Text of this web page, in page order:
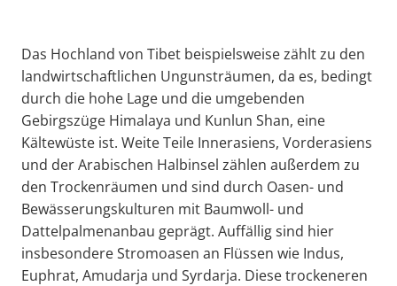
Das Hochland von Tibet beispielsweise zählt zu den
landwirtschaftlichen Ungunsträumen, da es, bedingt
durch die hohe Lage und die umgebenden
Gebirgszüge Himalaya und Kunlun Shan, eine
Kältewüste ist. Weite Teile Innerasiens, Vorderasiens
und der Arabischen Halbinsel zählen außerdem zu
den Trockenräumen und sind durch Oasen- und
Bewässerungskulturen mit Baumwoll- und
Dattelpalmenanbau geprägt. Auffällig sind hier
insbesondere Stromoasen an Flüssen wie Indus,
Euphrat, Amudarja und Syrdarja. Diese trockeneren